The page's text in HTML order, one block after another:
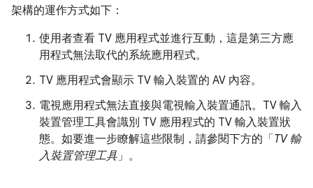
架構的運作方式如下：
使用者查看 TV 應用程式並進行互動，這是第三方應
用程式無法取代的系統應用程式。
TV 應用程式會顯示 TV 輸入裝置的 AV 內容。
電視應用程式無法直接與電視輸入裝置通訊。TV 輸入
裝置管理工具會識別 TV 應用程式的 TV 輸入裝置狀
態。如要進一步瞭解這些限制，請參閱下方的「 TV 輸
入裝置管理工具」。